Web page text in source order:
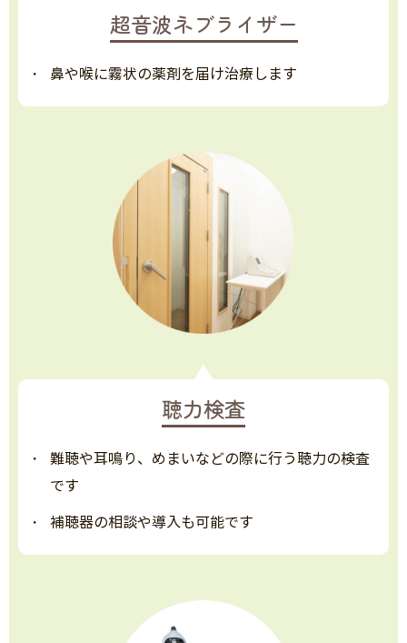
超音波ネブライザー
鼻や喉に霧状の薬剤を届け治療します
聴力検査
難聴や耳鳴り、めまいなどの際に行う聴力の検査
です
補聴器の相談や導入も可能です